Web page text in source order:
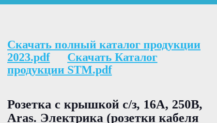
Скачать полный каталог продукции
2023.pdf
Скачать Каталог
продукции STM.pdf
Розетка с крышкой с/з, 16А, 250В,
Aras. Электрика (розетки кабеля